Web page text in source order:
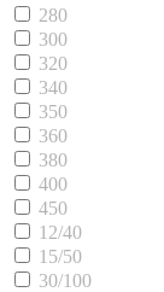
280
300
320
340
350
360
380
400
450
12/40
15/50
30/100